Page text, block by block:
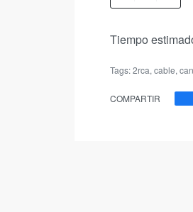
Tiempo
Tags:2rca, cable,
COMPARTIR